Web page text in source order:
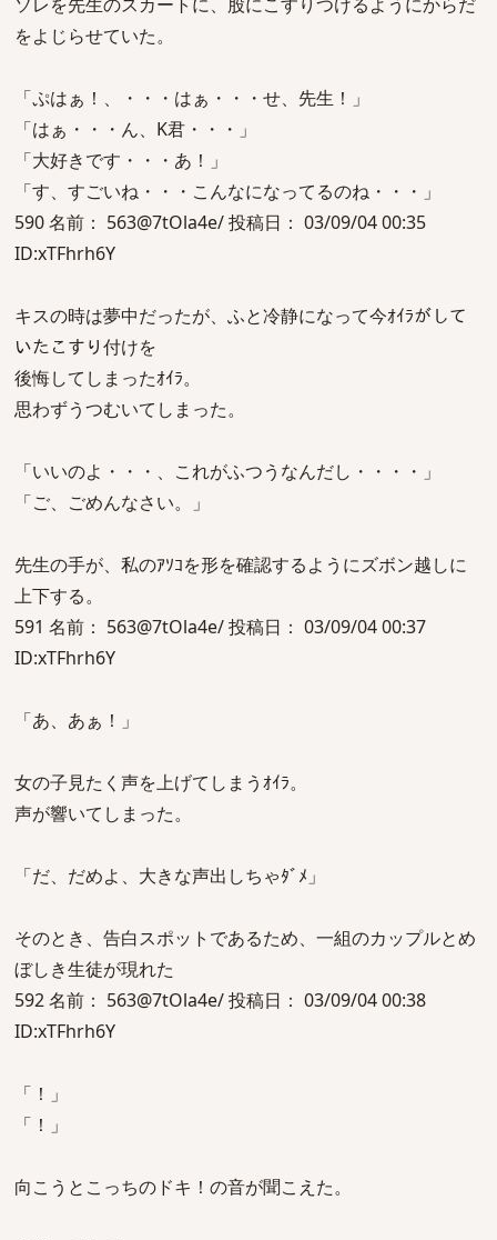
をよじらせていた。
「ぷはぁ！、・・・はぁ・・・せ、先生！」
「はぁ・・・ん、K君・・・」
「大好きです・・・あ！」
「す、すごいね・・・こんなになってるのね・・・」
590 名前： 563@7tOla4e/ 投稿日： 03/09/04 00:35
ID:xTFhrh6Y
キスの時は夢中だったが、ふと冷静になって今ｵｲﾗがして
いたこすり付けを
後悔してしまったｵｲﾗ。
思わずうつむいてしまった。
「いいのよ・・・、これがふつうなんだし・・・・」
「ご、ごめんなさい。」
先生の手が、私のｱｿｺを形を確認するようにズボン越しに
上下する。
591 名前： 563@7tOla4e/ 投稿日： 03/09/04 00:37
ID:xTFhrh6Y
「あ、あぁ！」
女の子見たく声を上げてしまうｵｲﾗ。
声が響いてしまった。
「だ、だめよ、大きな声出しちゃﾀﾞﾒ」
そのとき、告白スポットであるため、一組のカップルとめ
ぼしき生徒が現れた
592 名前： 563@7tOla4e/ 投稿日： 03/09/04 00:38
ID:xTFhrh6Y
「！」
「！」
向こうとこっちのドキ！の音が聞こえた。